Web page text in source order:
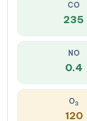
CO
235
NO
0.4
O3
120